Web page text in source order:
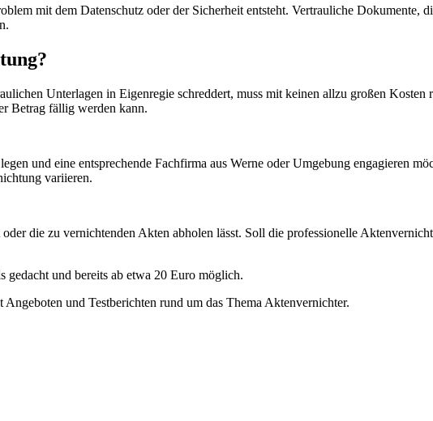
mit dem Datenschutz oder der Sicherheit entsteht. Vertrauliche Dokumente,
Unterlagen in Eigenregie schreddert, muss mit keinen allzu großen
Betrag fällig werden kann.
und eine entsprechende Fachfirma aus Werne oder Umgebung engagieren
variieren.
die zu vernichtenden Akten abholen lässt. Soll die professionelle
gedacht und bereits ab etwa 20 Euro möglich.
und Testberichten rund um das Thema Aktenvernichter.